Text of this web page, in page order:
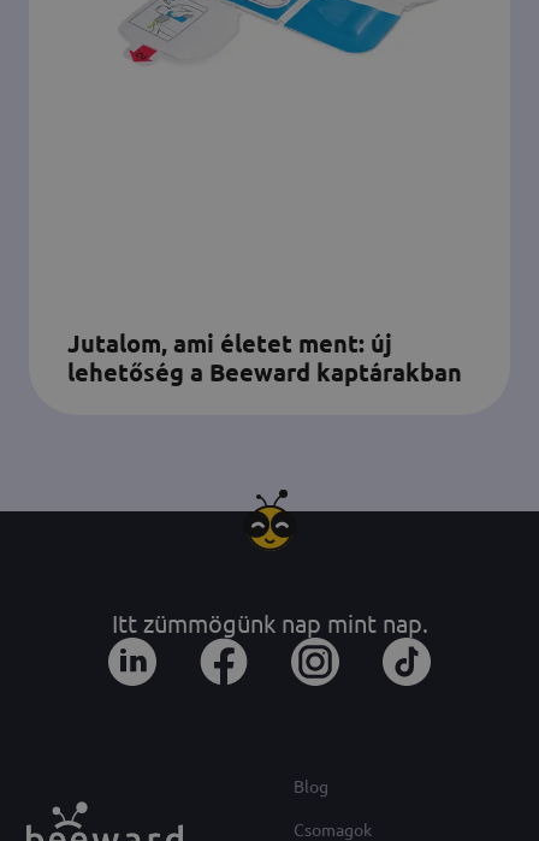
Jutalom, ami életet ment: új
lehetőség a Beeward kaptárakban
Itt zümmögünk nap mint nap.
Blog
Csomagok